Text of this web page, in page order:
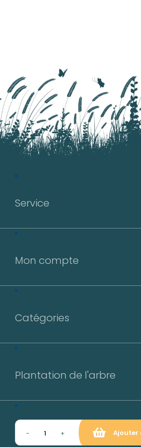
− + Ajouter
Service
Mon compte
Catégories
Plantation de l'arbre
Contact